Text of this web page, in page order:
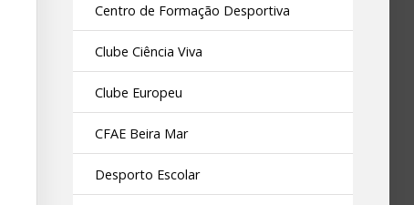
Centro de Formação Desportiva
Clube Ciência Viva
Clube Europeu
CFAE Beira Mar
Desporto Escolar